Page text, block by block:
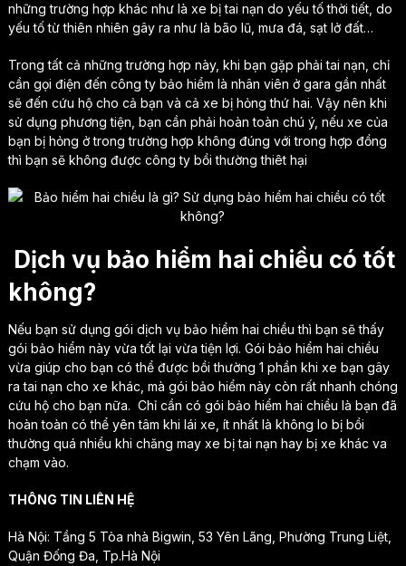
những trường hợp khác như là xe bị tai nạn do yếu tố thời tiết, do
yếu tố từ thiên nhiên gây ra như là bão lũ, mưa đá, sạt lở đất…
Trong tất cả những trường hợp này, khi bạn gặp phải tai nạn, chỉ
cần gọi điện đến công ty bảo hiểm là nhân viên ở gara gần nhất
sẽ đến cứu hộ cho cả bạn và cả xe bị hỏng thứ hai. Vậy nên khi
sử dụng phương tiện, bạn cần phải hoàn toàn chú ý, nếu xe của
bạn bị hỏng ở trong trường hợp không đúng với trong hợp đồng
thì bạn sẽ không được công ty bồi thường thiêt hại
Dịch vụ bảo hiểm hai chiều có tốt
không?
Nếu bạn sử dụng gói dịch vụ bảo hiểm hai chiều thì bạn sẽ thấy
gói bảo hiểm này vừa tốt lại vừa tiện lợi. Gói bảo hiểm hai chiều
vừa giúp cho bạn có thể được bồi thường 1 phần khi xe bạn gây
ra tai nạn cho xe khác, mà gói bảo hiểm này còn rất nhanh chóng
cứu hộ cho bạn nữa. Chỉ cần có gói bảo hiểm hai chiều là bạn đã
hoàn toàn có thể yên tâm khi lái xe, ít nhất là không lo bị bồi
thường quá nhiều khi chăng may xe bị tai nạn hay bị xe khác va
chạm vào.
THÔNG TIN LIÊN HỆ
Hà Nội: Tầng 5 Tòa nhà Bigwin, 53 Yên Lãng, Phường Trung Liệt,
Quận Đống Đa, Tp.Hà Nội